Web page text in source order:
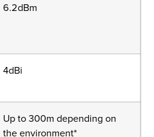
6.2dBm
4dBi
Up to 300m depending on
the environment*